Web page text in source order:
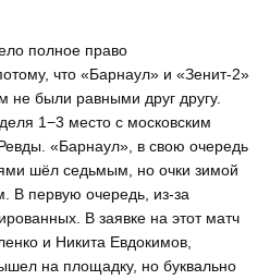
полное право
что «Барнаул» и «Зенит-2»
не были равными друг другу.
1−3 место с московским
«Барнаул», в свою очередь
шёл седьмым, но очки зимой
В первую очередь, из-за
В заявке на этот матч
и Никита Евдокимов,
на площадку, но буквально